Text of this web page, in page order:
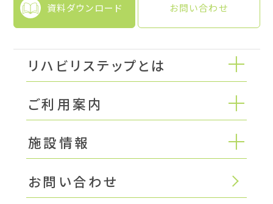
資料ダウンロード お問い合わせ
リハビリステップとは
ご利用案内
施設情報
お問い合わせ